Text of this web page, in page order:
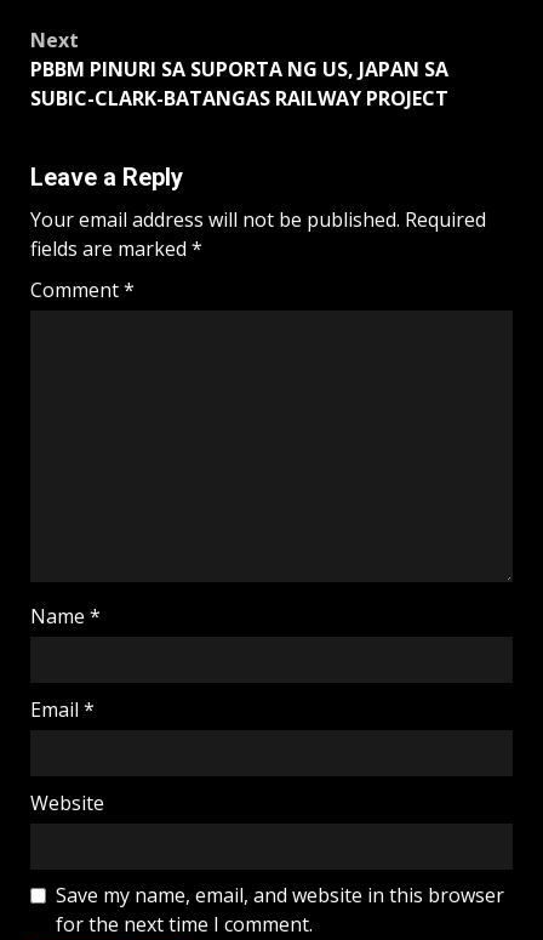
Next
PBBM PINURI SA SUPORTA NG US, JAPAN SA
SUBIC-CLARK-BATANGAS RAILWAY PROJECT
Leave a Reply
Your email address will not be published. Required
fields are marked *
Comment*
Name *
Email *
Website
Save my name, email, and website in this browser
for the next time I comment.